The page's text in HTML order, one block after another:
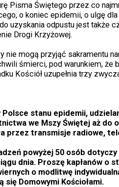
Pisma Świętego przez co
o koniec epidemii, o ulgę
uzyskania odpustu jest także
Drogi Krzyżowej.
nie mogą przyjąć sakramentu
śmierci, pod warunkiem, że
Kościół uzupełnia trzy
stanu epidemii,
we Mszy Świętej aż do
przez transmisje radiowe,
powyżej 50 osób
dnia. Proszę kapłanów o
o modlitwę
Domowymi Kościołami.